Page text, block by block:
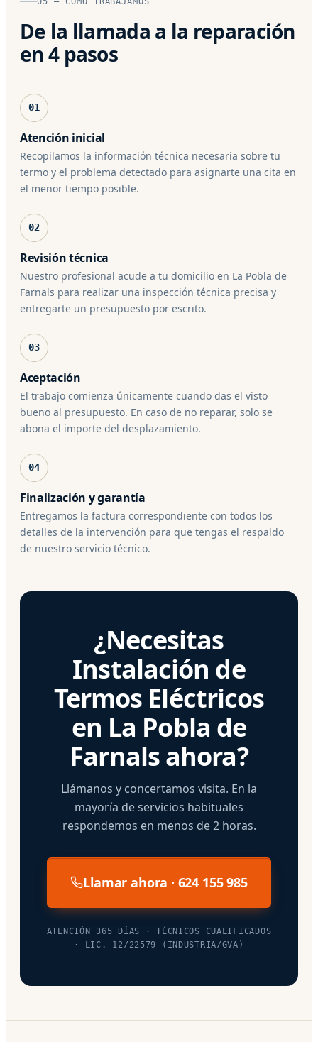
De la llamada a la reparación
en 4 pasos
01
Atención inicial
Recopilamos la información técnica necesaria sobre tu
termo y el problema detectado para asignarte una cita en
el menor tiempo posible.
02
Revisión técnica
Nuestro profesional acude a tu domicilio en La Pobla de
Farnals para realizar una inspección técnica precisa y
entregarte un presupuesto por escrito.
03
Aceptación
El trabajo comienza únicamente cuando das el visto
bueno al presupuesto. En caso de no reparar, solo se
abona el importe del desplazamiento.
04
Finalización y garantía
Entregamos la factura correspondiente con todos los
detalles de la intervención para que tengas el respaldo
de nuestro servicio técnico.
¿Necesitas
Instalación de
Termos Eléctricos
en La Pobla de
Farnals ahora?
Llámanos y concertamos visita. En la
mayoría de servicios habituales
respondemos en menos de 2 horas.
Llamar ahora · 624 155 985
ATENCIÓN 365 DÍAS · TÉCNICOS CUALIFICADOS
· LIC. 12/22579 (INDUSTRIA/GVA)